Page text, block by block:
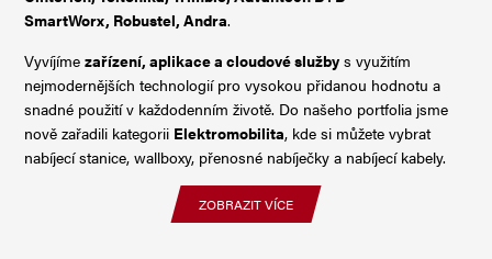
SmartWorx, Robustel,Andra.
Vyvíjímezařízení, aplikace a cloudové služby s využitím
nejmodernějších technologií pro vysokou přidanou hodnotu a
snadné použití v každodenním životě. Do našeho portfolia jsme
nově zařadili kategorii Elektromobilita, kde si můžete vybrat
nabíjecí stanice, wallboxy, přenosné nabíječky a nabíjecí kabely.
ZOBRAZIT VÍCE